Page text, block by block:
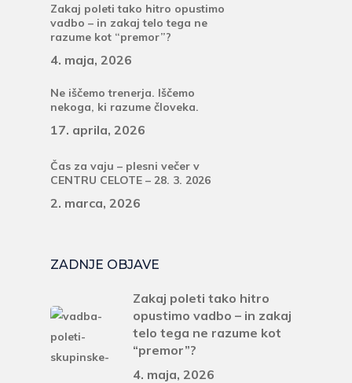
Zakaj poleti tako hitro opustimo
vadbo – in zakaj telo tega ne
razume kot “premor”?
4. maja, 2026
Ne iščemo trenerja. Iščemo
nekoga, ki razume človeka.
17. aprila, 2026
Čas za vaju – plesni večer v
CENTRU CELOTE – 28. 3. 2026
2. marca, 2026
ZADNJE OBJAVE
Zakaj poleti tako hitro
opustimo vadbo – in zakaj
telo tega ne razume kot
“premor”?
4. maja, 2026